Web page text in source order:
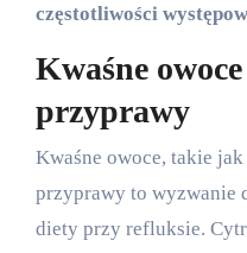
częstotliwości
Kwaśne
przyprawy
Kwaśne owoce, takie
przyprawy to wyzwanie
diety przy refluksie.